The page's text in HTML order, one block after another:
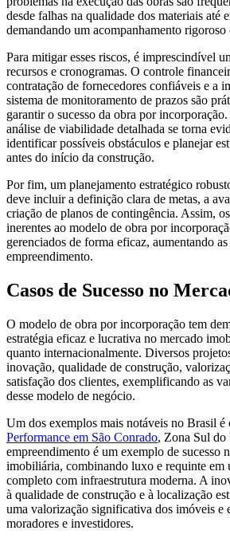
desde falhas na qualidade dos materiais até
demandando um acompanhamento rigoroso
Para mitigar esses riscos, é imprescindível
recursos e cronogramas. O controle
contratação de fornecedores confiáveis e a
sistema de monitoramento de prazos são
garantir o sucesso da obra por
análise de viabilidade detalhada se torna
identificar possíveis obstáculos e planejar
antes do início da construção.
Por fim, um planejamento estratégico
deve incluir a definição clara de metas, a
criação de planos de contingência. Assim,
inerentes ao modelo de obra por
gerenciados de forma eficaz, aumentando
empreendimento.
Casos de Sucesso no
O modelo de obra por incorporação tem
estratégia eficaz e lucrativa no mercado
quanto internacionalmente. Diversos
inovação, qualidade de construção,
satisfação dos clientes, exemplificando as
desse modelo de negócio.
Um dos exemplos mais notáveis no Brasil é
Performance em São Conrado, Zona Sul do
empreendimento é um exemplo de sucesso
imobiliária, combinando luxo e requinte em
completo com infraestrutura moderna. A
à qualidade de construção e à localização
uma valorização significativa dos imóveis e
moradores e investidores.